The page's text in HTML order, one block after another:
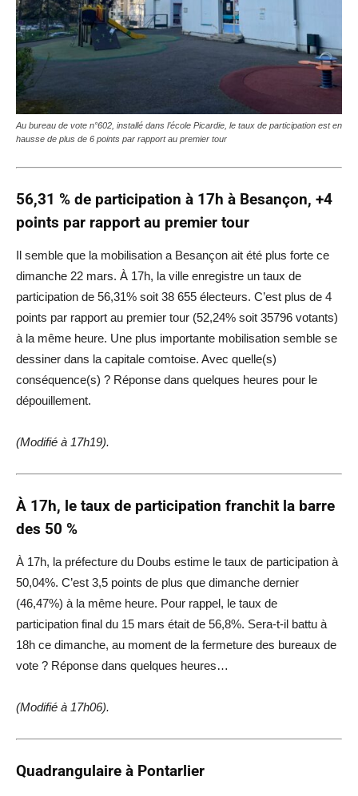
Au bureau de vote n°602, installé dans l’école Picardie, le taux de participation est en
hausse de plus de 6 points par rapport au premier tour
56,31 % de participation à 17h à Besançon, +4
points par rapport au premier tour
Il semble que la mobilisation a Besançon ait été plus forte ce
dimanche 22 mars. À 17h, la ville enregistre un taux de
participation de 56,31% soit 38 655 électeurs. C’est plus de 4
points par rapport au premier tour (52,24% soit 35796 votants)
à la même heure. Une plus importante mobilisation semble se
dessiner dans la capitale comtoise. Avec quelle(s)
conséquence(s) ? Réponse dans quelques heures pour le
dépouillement.
(Modifié à 17h19).
À 17h, le taux de participation franchit la barre
des 50 %
À 17h, la préfecture du Doubs estime le taux de participation à
50,04%. C’est 3,5 points de plus que dimanche dernier
(46,47%) à la même heure. Pour rappel, le taux de
participation final du 15 mars était de 56,8%. Sera-t-il battu à
18h ce dimanche, au moment de la fermeture des bureaux de
vote ? Réponse dans quelques heures…
(Modifié à 17h06).
Quadrangulaire à Pontarlier